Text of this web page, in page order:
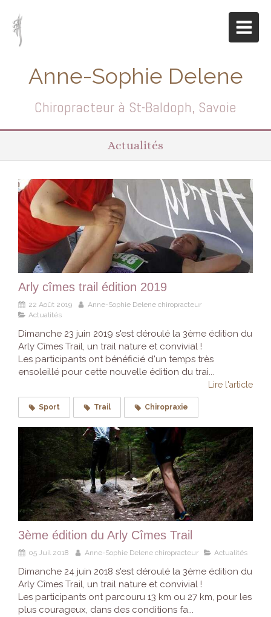
Anne-Sophie Delene
Chiropracteur à St-Baldoph, Savoie
Actualités
Arly cîmes trail édition 2019
22 Août 2019
Anne-Sophie Delene chiropracteur
Actualités
Dimanche 23 juin 2019 s'est déroulé la 3ème édition du
Arly Cîmes Trail, un trail nature et convivial !
Les participants ont bénéficié d'un temps très
ensoleillé pour cette nouvelle édition du trai...
Lire l'article
Sport Trail Chiropraxie
3ème édition du Arly Cîmes Trail
05 Juil 2018 Anne-Sophie Delene chiropracteur Actualités
Dimanche 24 juin 2018 s'est déroulé la 3ème édition du
Arly Cîmes Trail, un trail nature et convivial !
Les participants ont parcouru 13 km ou 27 km, pour les
plus courageux, dans des conditions fa...